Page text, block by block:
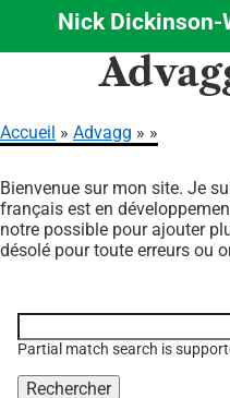
Aller
principal
Nick Dickinson-
d'Ariane
Accueil Advagg
Bienvenue sur mon site. Je
français est en
notre possible pour ajouter
désolé pour toute erreurs ou
topic, etc.
Partial match search is